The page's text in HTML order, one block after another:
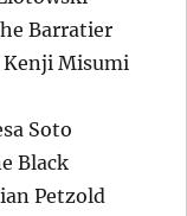
Barratier
Kenji Misumi
Soto
Black
Petzold